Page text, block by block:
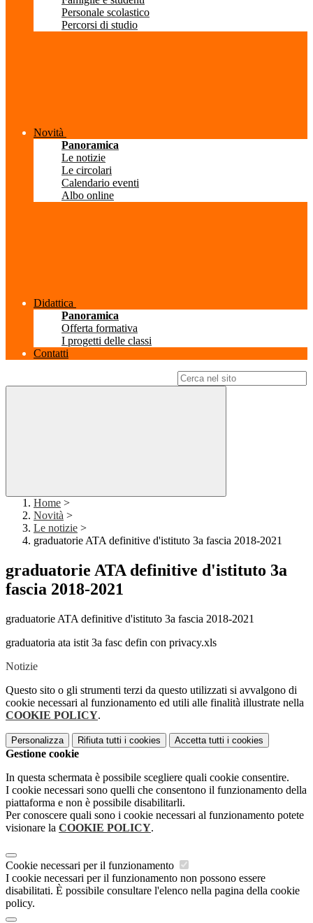
Personale scolastico
Percorsi di studio
Novità
Panoramica
Le notizie
Le circolari
Calendario eventi
Albo online
Didattica
Panoramica
Offerta formativa
I progetti delle classi
Contatti
Home >
Novità >
Le notizie >
graduatorie ATA definitive d'istituto 3a fascia 2018-2021
graduatorie ATA definitive d'istituto 3a
fascia 2018-2021
graduatorie ATA definitive d'istituto 3a fascia 2018-2021
graduatoria ata istit 3a fasc defin con privacy.xls
Notizie
Questo sito o gli strumenti terzi da questo utilizzati si avvalgono di
cookie necessari al funzionamento ed utili alle finalità illustrate nella
COOKIE POLICY.
Personalizza Rifiuta tutti i cookies Accetta tutti i cookies
Gestione cookie
In questa schermata è possibile scegliere quali cookie consentire.
I cookie necessari sono quelli che consentono il funzionamento della
piattaforma e non è possibile disabilitarli.
Per conoscere quali sono i cookie necessari al funzionamento potete
visionare la COOKIE POLICY.
Cookie necessari per il funzionamento
I cookie necessari per il funzionamento non possono essere
disabilitati. È possibile consultare l'elenco nella pagina della cookie
policy.